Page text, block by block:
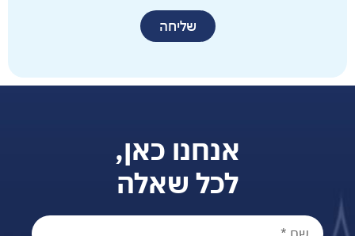
שליחה
אנחנו כאן,
לכל שאלה